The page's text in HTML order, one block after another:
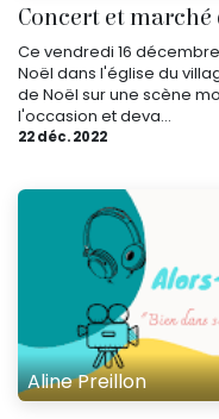
Concert et marché
Ce vendredi 16
Noël dans l'église du
de Noël sur une scène
l'occasion et deva...
22 déc. 2022
Aline Preillon